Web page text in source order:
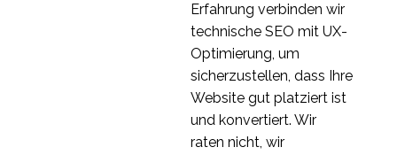
Erfahrung verbinden wir
technische SEO mit UX-
Optimierung, um
sicherzustellen, dass Ihre
Website gut platziert ist
und konvertiert. Wir
raten nicht, wir